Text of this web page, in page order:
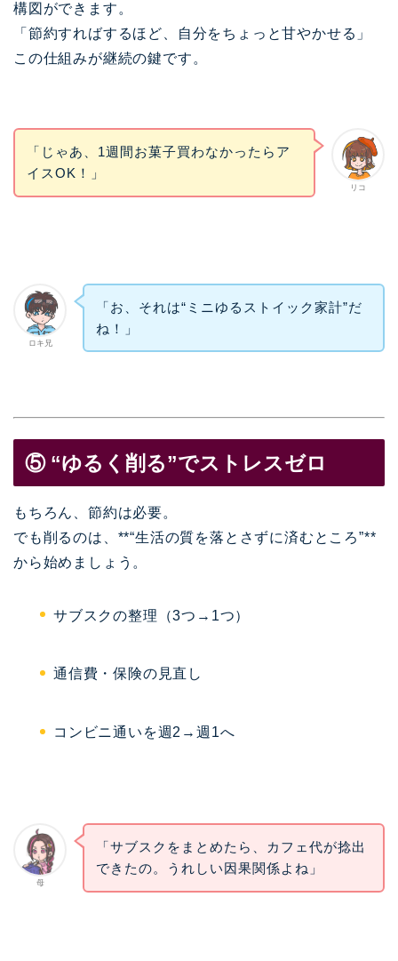
構図ができます。
「節約すればするほど、自分をちょっと甘やかせる」
この仕組みが継続の鍵です。
リコ
「じゃあ、1週間お菓子買わなかったらア
イスOK！」
ロキ兄
「お、それは“ミニゆるストイック家計”だ
ね！」
⑤ “ゆるく削る”でストレスゼロ
もちろん、節約は必要。
でも削るのは、**“生活の質を落とさずに済むところ”**
から始めましょう。
サブスクの整理（3つ→1つ）
通信費・保険の見直し
コンビニ通いを週2→週1へ
母
「サブスクをまとめたら、カフェ代が捻出
できたの。うれしい因果関係よね」